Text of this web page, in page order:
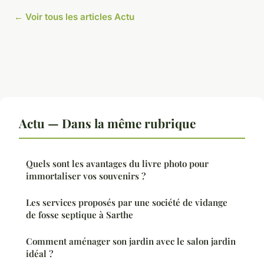
← Voir tous les articles Actu
Actu — Dans la même rubrique
Quels sont les avantages du livre photo pour
immortaliser vos souvenirs ?
Les services proposés par une société de vidange
de fosse septique à Sarthe
Comment aménager son jardin avec le salon jardin
idéal ?